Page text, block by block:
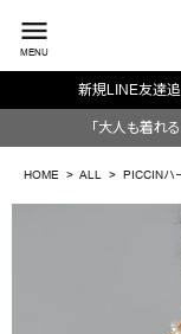
menu
MENU
ようこそ ゲスト 様
新規LINE友達
「大人も着れ
HOME ALL PICCINハ